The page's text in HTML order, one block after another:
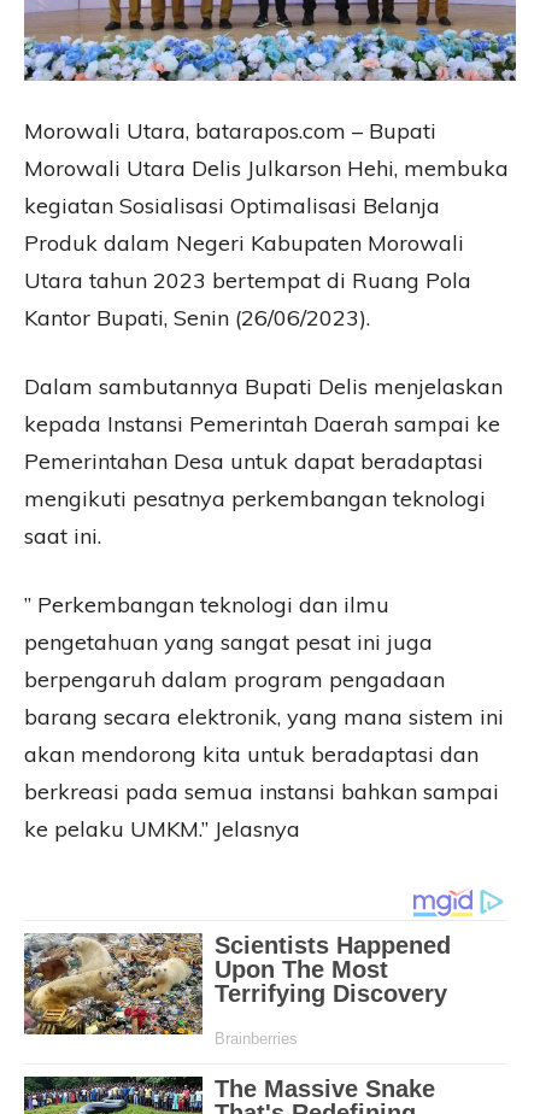
Morowali Utara, batarapos.com – Bupati
Morowali Utara Delis Julkarson Hehi, membuka
kegiatan Sosialisasi Optimalisasi Belanja
Produk dalam Negeri Kabupaten Morowali
Utara tahun 2023 bertempat di Ruang Pola
Kantor Bupati, Senin (26/06/2023).
Dalam sambutannya Bupati Delis menjelaskan
kepada Instansi Pemerintah Daerah sampai ke
Pemerintahan Desa untuk dapat beradaptasi
mengikuti pesatnya perkembangan teknologi
saat ini.
” Perkembangan teknologi dan ilmu
pengetahuan yang sangat pesat ini juga
berpengaruh dalam program pengadaan
barang secara elektronik, yang mana sistem ini
akan mendorong kita untuk beradaptasi dan
berkreasi pada semua instansi bahkan sampai
ke pelaku UMKM.” Jelasnya